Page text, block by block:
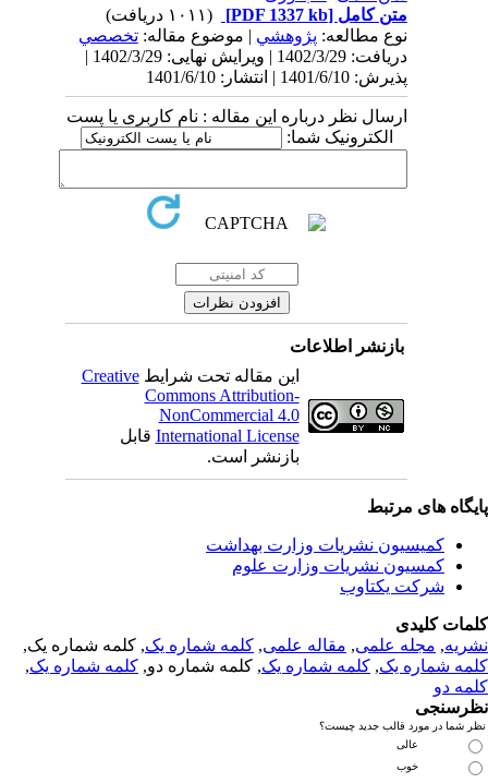
متن کامل[PDF 1337 kb]
نوع مطالعه:پژوهشي| موضوع مقاله:تخصصي
دریافت: 1402/3/29 | ویرایش نهایی: 1402/3/29 |
پذیرش: 1401/6/10 | انتشار: 1401/6/10
ارسال نظر درباره این مقاله : نام کاربری یا پست
الکترونیک شما:
بازنشر اطلاعات
این مقاله تحت شرایطCreative
Commons Attribution-
NonCommercial 4.0
International Licenseقابل
بازنشر است.
های مرتبط
کمیسیون نشریات وزارت بهداشت
کمسیون نشریات وزارت علوم
شرکت یکتاوب
کلیدی
,مجله علمی, مقاله علمی, کلمه شماره یک, کلمه شماره یک,
شماره یک,کلمه شماره یک, کلمه شماره دو,کلمه شماره یک,
دو
شما در مورد قالب جدید چیست؟
عالی
خوب